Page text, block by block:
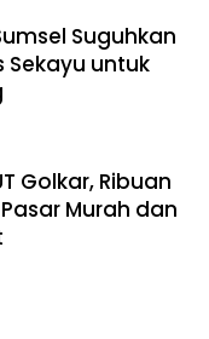
Suguhkan
Sekayu untuk
Golkar, Ribuan
Murah dan